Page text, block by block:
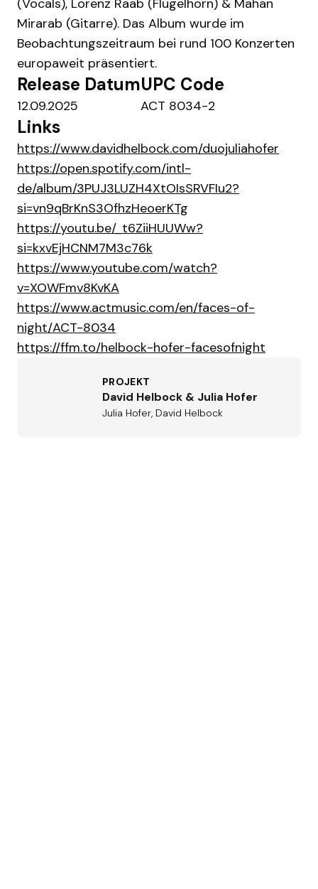
(Vocals), Lorenz Raab (Flügelhorn) & Mahan
Mirarab (Gitarre). Das Album wurde im
Beobachtungszeitraum bei rund 100 Konzerten
europaweit präsentiert.
Release Datum
12.09.2025
UPC Code
ACT 8034-2
Links
https://www.davidhelbock.com/duojuliahofer
https://open.spotify.com/intl-
de/album/3PUJ3LUZH4XtOIsSRVFIu2?
si=vn9qBrKnS3OfhzHeoerKTg
https://youtu.be/_t6ZiiHUUWw?
si=kxvEjHCNM7M3c76k
https://www.youtube.com/watch?
v=XOWFmv8KvKA
https://www.actmusic.com/en/faces-of-
night/ACT-8034
https://ffm.to/helbock-hofer-facesofnight
PROJEKT
David Helbock & Julia Hofer
Julia Hofer, David Helbock